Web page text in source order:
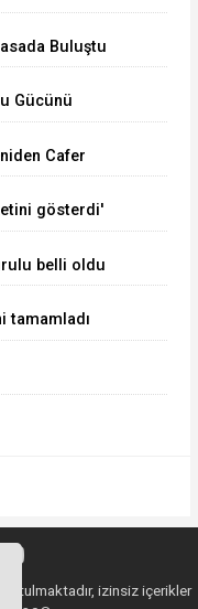
Buluştu
Gücünü
Cafer
gösterdi'
belli oldu
tamamladı
tutulmaktadır, izinsiz içerikler